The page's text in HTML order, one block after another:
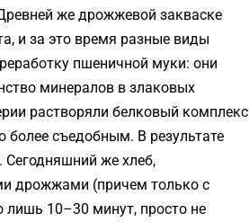
же дрожжевой закваске
и за это время разные виды
пшеничной муки: они
минералов в злаковых
растворяли белковый комплекс
съедобным. В результате
Сегодняшний же хлеб,
дрожжами (причем только с
лишь 10–30 минут, просто не